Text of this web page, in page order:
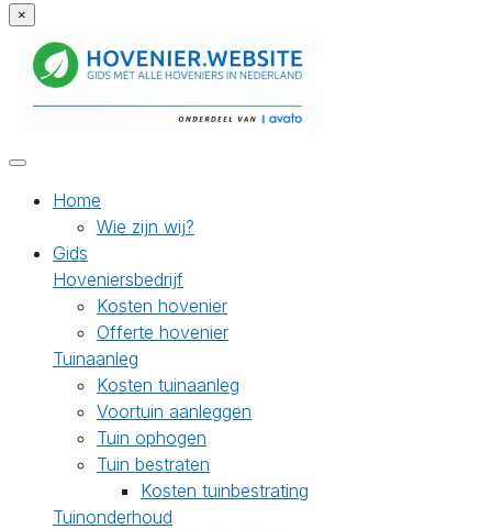
×
Home
Wie zijn wij?
Gids
Hoveniersbedrijf
Kosten hovenier
Offerte hovenier
Tuinaanleg
Kosten tuinaanleg
Voortuin aanleggen
Tuin ophogen
Tuin bestraten
Kosten tuinbestrating
Tuinonderhoud